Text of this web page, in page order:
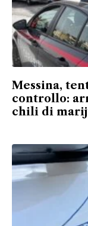
Messina,
controllo:
chili di